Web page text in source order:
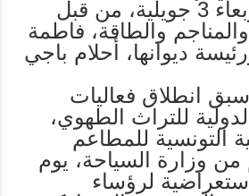
الكبيرة يوم الأربعاء 3 جويلية، من قبل
والطاقة، فاطمة
ديوانها، أحلام باجي
انطلاق فعاليات
للتراث الطهوي،
التونسية للمطاعم
من وزارة السياحة، يوم
يوليو،استعراضية لرؤساء